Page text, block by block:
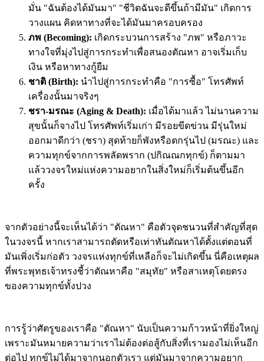
มั่น "ฉันต้องได้มันมา" "ชีวิตฉันจะดีขึ้นถ้ามีมัน" เกิดการ
วางแผน คิดหาทางที่จะได้มันมาครอบครอง
ภพ (Becoming): เกิดกระบวนการสร้าง "ภพ" หรือภาวะ
ทางใจที่มุ่งไปสู่การกระทำเพื่อสนองตัณหา อาจเริ่มเก็บ
เงิน หรือหาทางกู้ยืม
ชาติ (Birth): นำไปสู่การกระทำคือ "การซื้อ" โทรศัพท์
เครื่องนั้นมาจริงๆ
ชรา-มรณะ (Aging & Death): เมื่อได้มาแล้ว ไม่นานความ
สุขนั้นก็จางไป โทรศัพท์เริ่มเก่า มีรอยขีดข่วน มีรุ่นใหม่
ออกมาดีกว่า (ชรา) สุดท้ายก็พังหรือตกรุ่นไป (มรณะ) และ
ความทุกข์จากการพลัดพราก (ปกิณณกทุกข์) ก็ตามมา
แล้ววงจรใหม่แห่งความอยากในสิ่งใหม่ก็เริ่มต้นขึ้นอีก
ครั้ง
จากตัวอย่างนี้จะเห็นได้ว่า "ตัณหา" คือตัวจุดชนวนที่สำคัญที่สุด
ในวงจรนี้ หากเราสามารถตัดหรือเท่าทันตัณหาได้ตั้งแต่ตอนที่
มันเพิ่งเริ่มก่อตัว วงจรแห่งทุกข์ที่เหลือก็จะไม่เกิดขึ้น นี่คือเหตุผล
ที่พระพุทธเจ้าทรงชี้ว่าตัณหาคือ "สมุทัย" หรือสาเหตุโดยตรง
ของความทุกข์ทั้งปวง
การรู้ว่าศัตรูของเราคือ "ตัณหา" นับเป็นความก้าวหน้าที่ยิ่งใหญ่
เพราะมันหมายความว่าเราไม่ต้องต่อสู้กับสิ่งที่เรามองไม่เห็นอีก
ต่อไป ทุกข์ไม่ได้มาจากนอกตัวเรา แต่มันมาจากความอยาก